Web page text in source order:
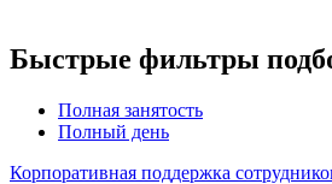
Быстрые фильтры
Полная занятость
Полный день
Корпоративная поддержка